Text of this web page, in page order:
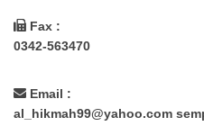
Fax :
0342-563470
Email :
al_hikmah99@yahoo.com